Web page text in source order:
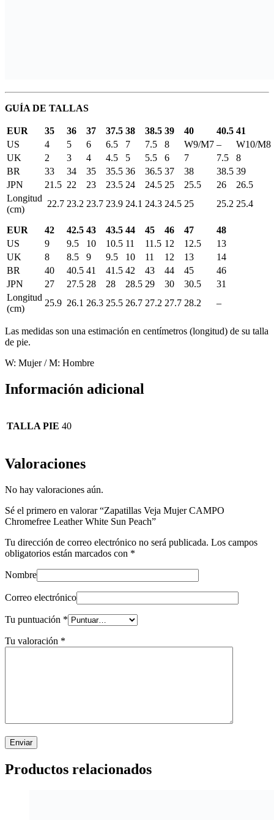
GUÍA DE TALLAS
EUR 35 36 37 37.5 38 38.5 39 40 40.5 41
US
4 5 6 6.5 7 7.5 8 W9/M7 –
W10/M8
UK
2 3 4 4.5 5 5.5 6 7 7.5
8
BR
33 34 35 35.5 36 36.5 37 38 38.5 39
JPN
21.5 22 23 23.5 24 24.5 25 25.5 26
26.5
Longitud
(cm)
22.7 23.2 23.7 23.9 24.1 24.3 24.5 25 25.2 25.4
EUR 42 42.5 43 43.5 44 45 46 47
48
US
9 9.5 10 10.5 11 11.5 12 12.5
13
UK
8 8.5 9 9.5 10 11 12 13
14
BR
40 40.5 41 41.5 42 43 44 45
46
JPN
27 27.5 28 28 28.5 29 30 30.5
31
Longitud
(cm)
25.9 26.1 26.3 25.5 26.7 27.2 27.7 28.2 –
Las medidas son una estimación en centímetros (longitud) de su talla
de pie.
W: Mujer / M: Hombre
Información adicional
TALLA PIE 40
Valoraciones
No hay valoraciones aún.
Sé el primero en valorar “Zapatillas Veja Mujer CAMPO
Chromefree Leather White Sun Peach”
Tu dirección de correo electrónico no será publicada. Los campos
obligatorios están marcados con *
Nombre
Correo electrónico
Tu puntuación *
Tu valoración *
Productos relacionados